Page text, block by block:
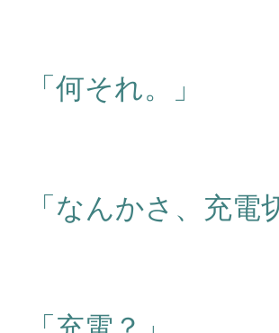
「何それ。」
「なんかさ、充